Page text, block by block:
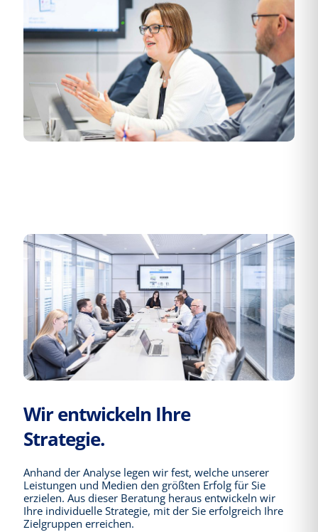
Wir entwickeln Ihre
Strategie.
Anhand der Analyse legen wir fest, welche unserer
Leistungen und Medien den größten Erfolg für Sie
erzielen. Aus dieser Beratung heraus entwickeln wir
Ihre individuelle Strategie, mit der Sie erfolgreich Ihre
Zielgruppen erreichen.